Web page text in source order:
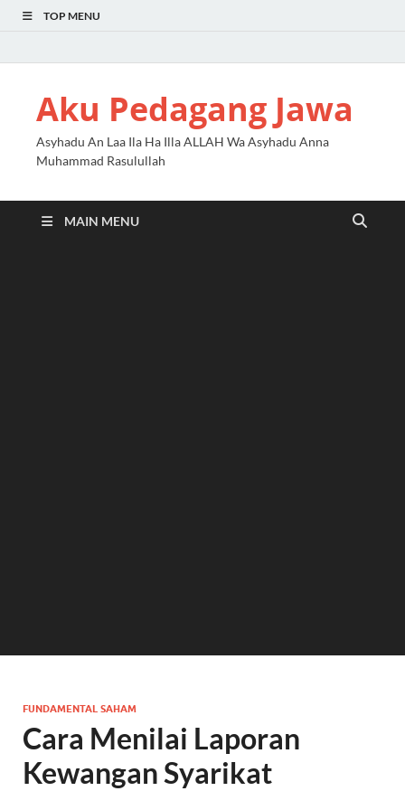
TOP MENU
Aku Pedagang Jawa
Asyhadu An Laa Ila Ha Illa ALLAH Wa Asyhadu Anna
Muhammad Rasulullah
MAIN MENU
FUNDAMENTAL SAHAM
Cara Menilai Laporan
Kewangan Syarikat